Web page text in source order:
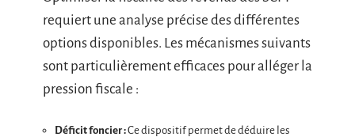
requiert une analyse précise des différentes
options disponibles. Les mécanismes suivants
sont particulièrement efficaces pour alléger la
pression fiscale :
Déficit foncier :Ce dispositif permet de déduire les